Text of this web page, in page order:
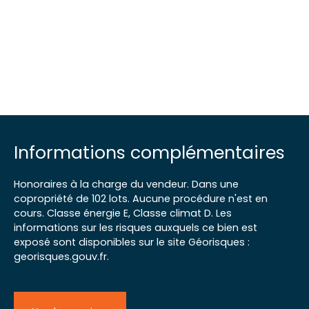
Informations complémentaires
Honoraires à la charge du vendeur. Dans une
copropriété de 102 lots. Aucune procédure n'est en
cours. Classe énergie E, Classe climat D. Les
informations sur les risques auxquels ce bien est
exposé sont disponibles sur le site Géorisques :
georisques.gouv.fr.